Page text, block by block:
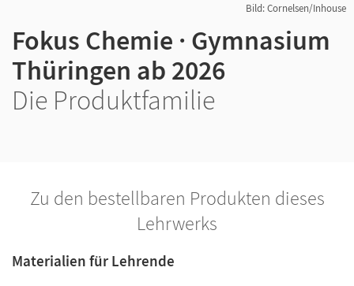
Bild: Cornelsen/Inhouse
Fokus Chemie · Gymnasium
Thüringen ab 2026
Die Produktfamilie
Zu den bestellbaren Produkten dieses
Lehrwerks
Materialien für Lehrende